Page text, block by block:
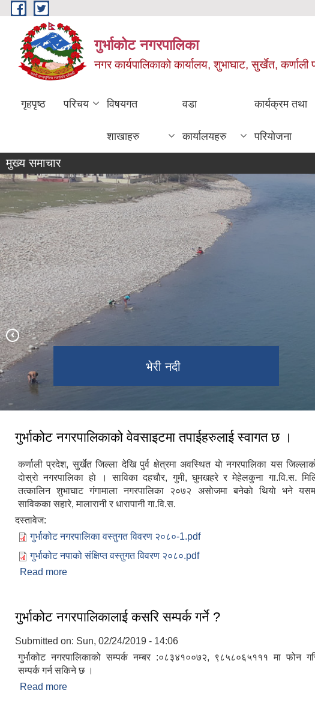
Skip to main content
गुर्भाकोट नगरपालिका
नगर कार्यपालिकाको कार्यालय, शुभाघाट, सुर्खेत,
गृहपृष्ठ परिचय विषयगत
शाखाहरु
वडा
कार्यालयहरु
कार्यक्रम तथा
परियोजना
मुख्य समाचार
भेरी नदी
दह ताल
गुर्भाकोट नगरपालिकाको वेवसाइटमा तपाईहरुलाई स्वागत छ ।
कर्णाली प्रदेश, सुर्खेत जिल्ला देखि पुर्व क्षेत्रमा अवस्थित याे नगरपालिका यस
दाेस्राे नगरपालिका हाे । साविका दहचाैर, गुमी, घुमखहरे र मेहेलकुना गा.वि.स.
तत्कालिन शुभाघाट ग‌ंगामाला नगरपालिका २०७२ असाेजमा बनेकाे थियाे भने
साविकका सहारे, मालारानी र धारापानी गा.वि.स.
दस्तावेज:
गुर्भाकोट नगरपालिका वस्तुगत विवरण २०८०-1.pdf
गुर्भाकोट नपाको संक्षिप्त वस्तुगत विवरण २०८०.pdf
Read more
गुर्भाकोट नगरपालिकालाई कसरि सम्पर्क गर्ने ?
Submitted on: Sun, 02/24/2019 - 14:06
गुर्भाकोट नगरपालिकाको सम्पर्क नम्बर :०८३४१००७२, ९८५८०६५१११ मा फोन
सम्पर्क गर्न सकिने छ ।
Read more